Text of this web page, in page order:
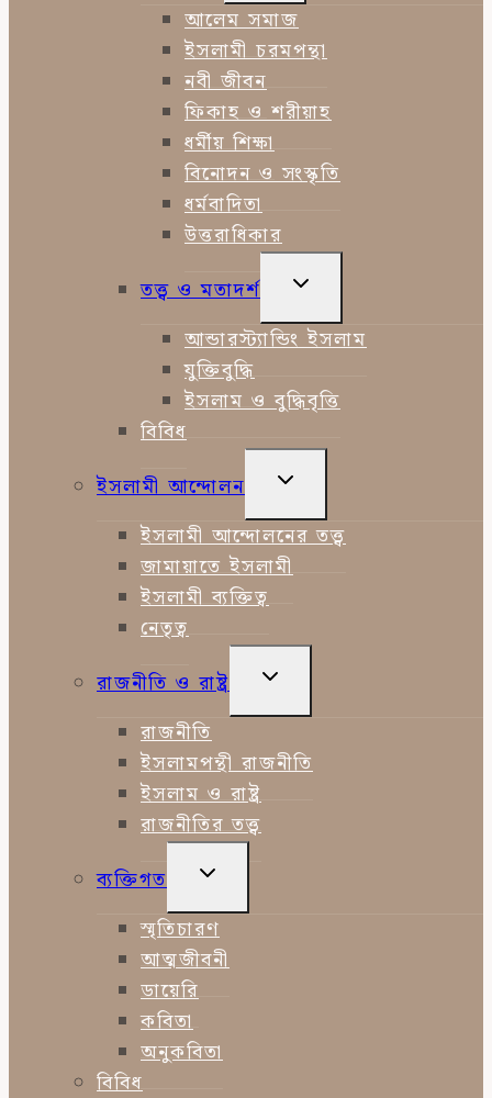
MENU
আলেম সমাজ
ইসলামী চরমপন্থা
নবী জীবন
ফিকাহ ও শরীয়াহ
ধর্মীয় শিক্ষা
বিনোদন ও সংস্কৃতি
ধর্মবাদিতা
উত্তরাধিকার
তত্ত্ব ও মতাদর্শ
TOGGLE
MENU
আন্ডারস্ট্যান্ডিং ইসলাম
যুক্তিবুদ্ধি
ইসলাম ও বুদ্ধিবৃত্তি
বিবিধ
ইসলামী আন্দোলন
TOGGLE
MENU
ইসলামী আন্দোলনের তত্ত্ব
জামায়াতে ইসলামী
ইসলামী ব্যক্তিত্ব
নেতৃত্ব
রাজনীতি ও রাষ্ট্র
TOGGLE
রাজনীতি
ইসলামপন্থী রাজনীতি
ইসলাম ও রাষ্ট্র
রাজনীতির তত্ত্ব
ব্যক্তিগত
TOGGLE
MENU
স্মৃতিচারণ
আত্মজীবনী
ডায়েরি
কবিতা
অনুকবিতা
বিবিধ